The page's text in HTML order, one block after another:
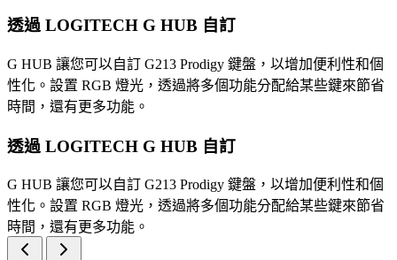
透過 LOGITECH G HUB 自訂
G HUB 讓您可以自訂 G213 Prodigy 鍵盤，以增加便利性和個
性化。設置 RGB 燈光，透過將多個功能分配給某些鍵來節省
時間，還有更多功能。
透過 LOGITECH G HUB 自訂
G HUB 讓您可以自訂 G213 Prodigy 鍵盤，以增加便利性和個
性化。設置 RGB 燈光，透過將多個功能分配給某些鍵來節省
時間，還有更多功能。